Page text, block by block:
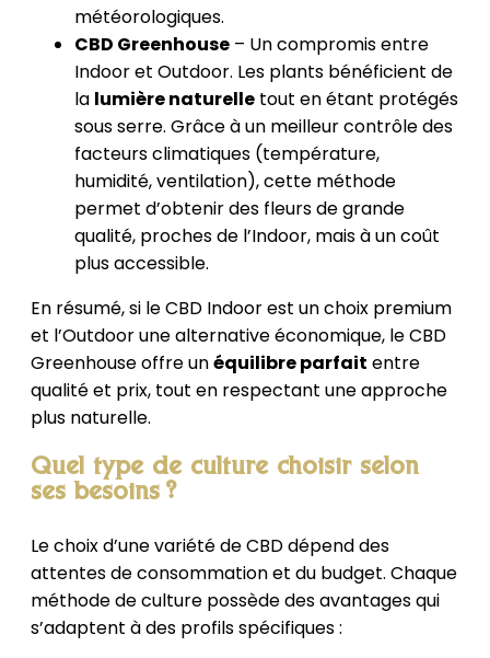
météorologiques.
CBD Greenhouse – Un compromis entre
Indoor et Outdoor. Les plants bénéficient de
la lumière naturelle tout en étant protégés
sous serre. Grâce à un meilleur contrôle des
facteurs climatiques (température,
humidité, ventilation), cette méthode
permet d’obtenir des fleurs de grande
qualité, proches de l’Indoor, mais à un coût
plus accessible.
En résumé, si le CBD Indoor est un choix premium
et l’Outdoor une alternative économique, le CBD
Greenhouse offre unéquilibre parfait entre
qualité et prix, tout en respectant une approche
plus naturelle.
Quel type de culture choisir selon
ses besoins ?
Le choix d’une variété de CBD dépend des
attentes de consommation et du budget. Chaque
méthode de culture possède des avantages qui
s’adaptent à des profils spécifiques :